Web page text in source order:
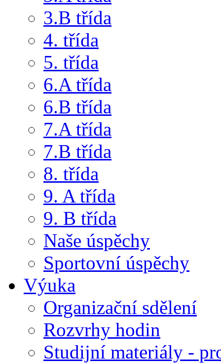
3.B třída
4. třída
5. třída
6.A třída
6.B třída
7.A třída
7.B třída
8. třída
9. A třída
9. B třída
Naše úspěchy
Sportovní úspěchy
Výuka
Organizační sdělení
Rozvrhy hodin
Studijní materiály -